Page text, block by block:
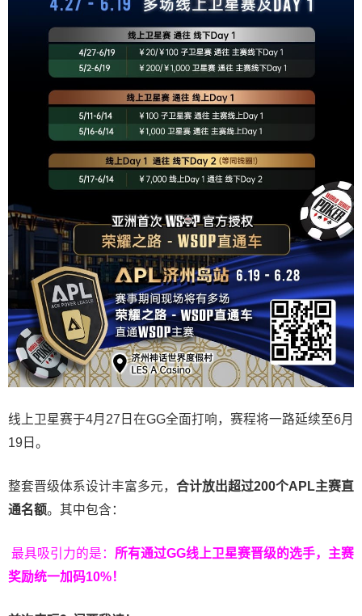
线上卫星赛于4月27日在GG全面打响，赛程将一路延续至6月
19日。
整套晋级体系设计丰富多元， 合计放出超过200个APL主赛直
通名额。其中包含：
最具吸引力的是： 所有通过GG线上卫星赛晋级的选手，主赛
奖励统一加码10%！